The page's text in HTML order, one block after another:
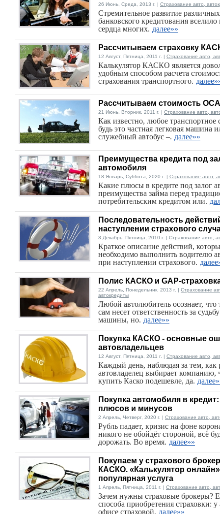
26 Июнь, Среда, 2013 г. | Страхование авто,
Стремительное развитие
банковского кредитования
сердца многих. далее»»
Рассчитываем страховку
12 Август, Пятница, 2011 г. | Страхование авто,
Калькулятор КАСКО является
удобным способом расчета
страхования транспортного.
Рассчитываем стоимость
21 Июнь, Вторник, 2011 г. | Страхование авто,
Как известно, любое транспортное
будь это частная легковая машина
служебный автобус –. далее»»
Преимущества кредита под
автомобиля
18 Январь, Суббота, 2020 г. | Страхование авто,
Какие плюсы в кредите под залог
преимущества займа перед
потребительским кредитом или.
Последовательность
наступлении страхового
3 Декабрь, Пятница, 2010 г. | Страхование авто,
Краткое описание действий,
необходимо выполнить водителю
при наступлении страхового.
Полис КАСКО и GAP-
22 Апрель, Понедельник, 2013 г. | Страхование
автокредиты
Любой автолюбитель осознает, что
сам несет ответственность за
машины, но. далее»»
Покупка КАСКО - основные
автовладельцев
12 Август, Пятница, 2011 г. | Страхование авто,
Каждый день, наблюдая за тем, как
автовладелец выбирает компанию,
купить Каско подешевле, да.
Покупка автомобиля в кредит:
плюсов и минусов
2 Апрель, Четверг, 2020 г. | Страхование авто,
Рубль падает, кризис на фоне
никого не обойдёт стороной, всё
дорожать. Во время. далее»»
Покупаем у страхового
КАСКО. «Калькулятор
популярная услуга
1 Апрель, Пятница, 2011 г. | Страхование авто,
Зачем нужны страховые брокеры?
способа приобретения страховки: у
офисе страховой. далее»»